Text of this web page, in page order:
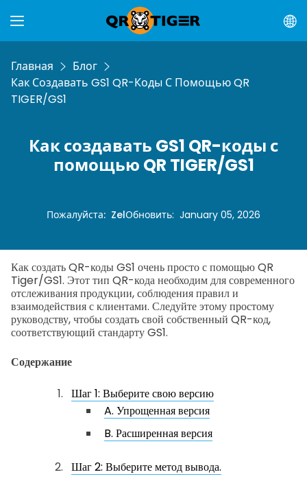
Главная
Блог
Как Создавать GS1 QR-Коды С Помощью QR
TIGER/GS1
Как создавать GS1 QR-коды с
помощью QR TIGER/GS1
Пожалуйста: ZelОбновить: January 05, 2026
Как создать QR-коды GS1 очень просто с помощью QR
Tiger/GS1. Этот тип QR-коданеобходим для современного
отслеживания продукции, соблюдения правил и
взаимодействия с клиентами. Следуйте этому простому
руководству, чтобы создать свой собственный QR-код,
соответствующий стандарту GS1.
Содержание
Шаг 1: Выберите свою версию
A. Упрощенная версия
B. Расширенная версия
Шаг 2: Выберите метод вывода.